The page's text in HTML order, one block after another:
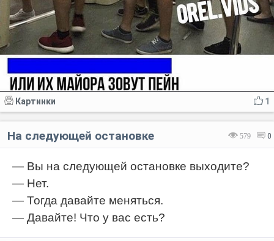
1
Картинки
579 0
На следующей остановке
— Вы на следующей остановке выходите?
— Нет.
— Тогда давайте меняться.
— Давайте! Что у вас есть?